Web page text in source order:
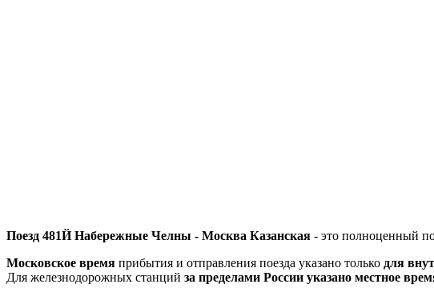
Поезд 481Й Набережные Челны - Москва Казанская - это полноценный
Московское время прибытия и отправления поезда указано только для
Для железнодорожных станций за пределами России указано местное